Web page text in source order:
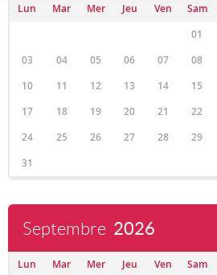
Lun Mar Mer Jeu Ven Sam
01
03
04 05 06 07 08
10
11 12 13 14 15
17
18 19 20 21 22
24
25 26 27 28 29
31
Septembre 2026
Lun Mar Mer Jeu Ven Sam